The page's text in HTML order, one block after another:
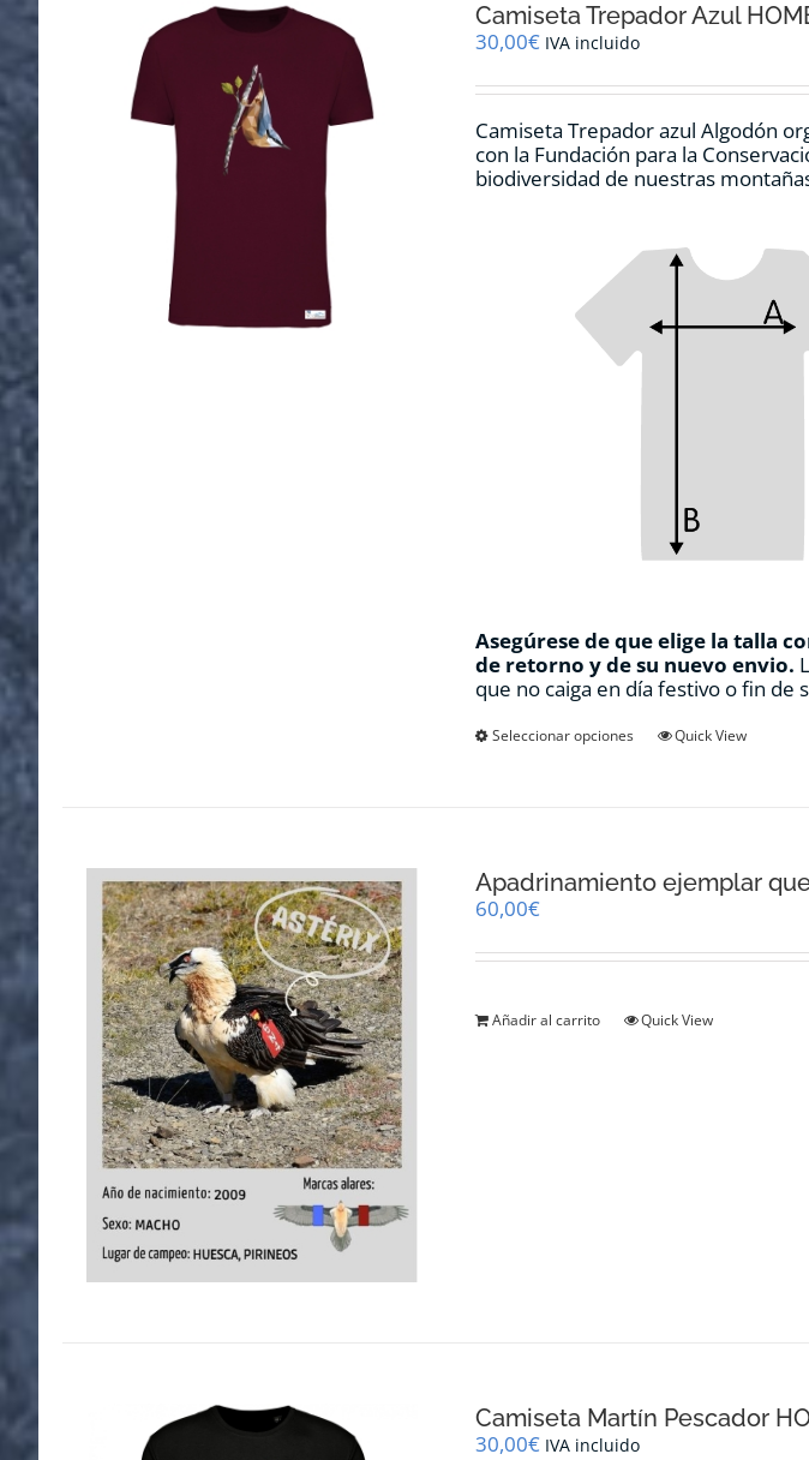
Camiseta Trepador Azul
30,00€ IVA incluido
Camiseta Trepador azul Algodón
con la Fundación para la
biodiversidad de nuestras
Asegúrese de que elige la talla
de retorno y de su nuevo envio.
que no caiga en día festivo o fin de
Seleccionar opciones
Este
opciones
se
elegir
página
Quick View
Apadrinamiento ejemplar
60,00€
Añadir al carrito Quick View
Camiseta Martín Pescador
30,00€ IVA incluido